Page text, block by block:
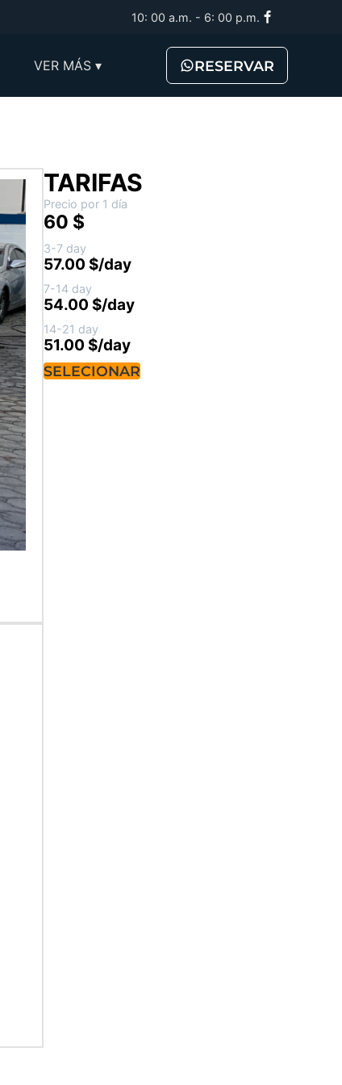
10: 00 a.m. - 6: 00 p.m.
VER MÁS ▾ RESERVAR
TARIFAS
Precio por 1 día
60 $
3-7 day
57.00 $/day
7-14 day
54.00 $/day
14-21 day
51.00 $/day
SELECIONAR